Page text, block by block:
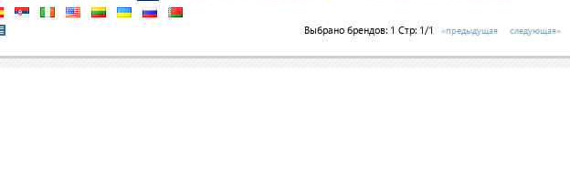
Выбрано брендов: 1 Стр: 1/1 «предыдущая следующая»